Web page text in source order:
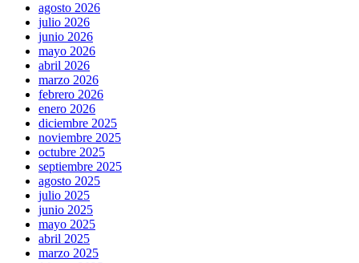
agosto 2026
julio 2026
junio 2026
mayo 2026
abril 2026
marzo 2026
febrero 2026
enero 2026
diciembre 2025
noviembre 2025
octubre 2025
septiembre 2025
agosto 2025
julio 2025
junio 2025
mayo 2025
abril 2025
marzo 2025